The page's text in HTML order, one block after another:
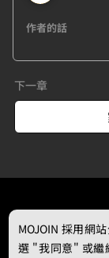
作者的話
下一章
MOJOIN 採用網
選 "我同意" 或繼